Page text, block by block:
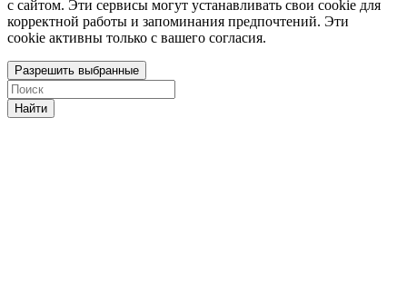
с сайтом. Эти сервисы могут устанавливать свои cookie для
корректной работы и запоминания предпочтений. Эти
cookie активны только с вашего согласия.
Разрешить выбранные
Найти